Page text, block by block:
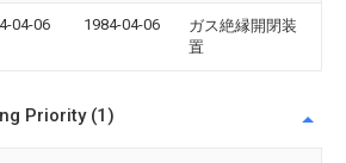
04-06 1984-04-06
ガス絶縁開閉装
置
Priority (1)